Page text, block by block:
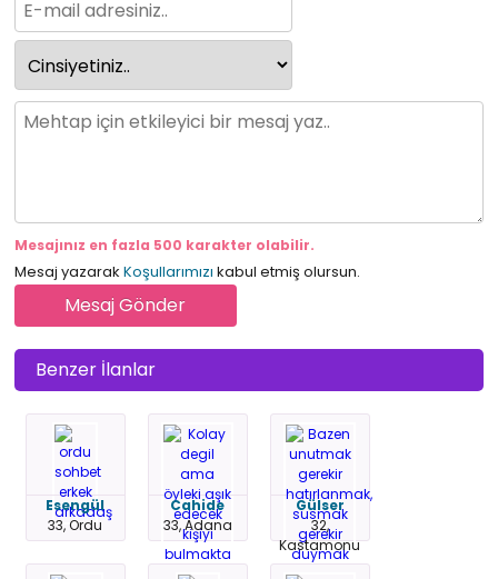
Mesajınız en fazla 500 karakter olabilir.
Mesaj yazarak Koşullarımızı kabul etmiş olursun.
Benzer İlanlar
Esengül
33, Ordu
Cahide
33, Adana
Gülser
32,
Kastamonu